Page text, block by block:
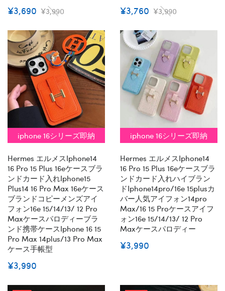
¥3,690 ¥3,990 ¥3,760 ¥3,990
iphone 16シリーズ即納
Hermes エルメスiphone14
16 Pro 15 Plus 16eケースブラ
ンドカード入れiphone15
Plus14 16 Pro Max 16eケース
ブランドコピーメンズアイ
フォン16e 15/14/13/ 12 Pro
Maxケースパロディーブラ
ンド携帯ケースiphone 16 15
Pro Max 14plus/13 Pro Max
ケース手帳型
¥3,990
iphone 16シリーズ即納
Hermes エルメスiphone14
16 Pro 15 Plus 16eケースブラ
ンドカード入れハイブラン
ドiphone14pro/16e 15plusカ
バー人気アイフォン14pro
Max/16 15 Proケースアイフ
ォン16e 15/14/13/ 12 Pro
Maxケースパロディー
¥3,990